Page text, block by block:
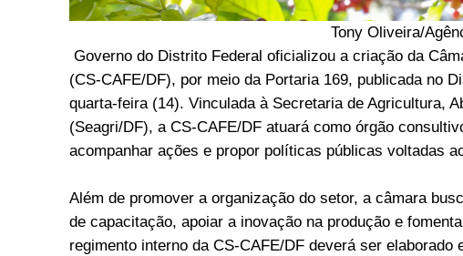
Tony Oliveira/
Governo do Distrito Federal oficializou a criação da
(CS-CAFE/DF), por meio da Portaria 169, publicada no
quarta-feira (14). Vinculada à Secretaria de Agricultura,
(Seagri/DF), a CS-CAFE/DF atuará como órgão
acompanhar ações e propor políticas públicas voltadas
Além de promover a organização do setor, a câmara
de capacitação, apoiar a inovação na produção e
regimento interno da CS-CAFE/DF deverá ser